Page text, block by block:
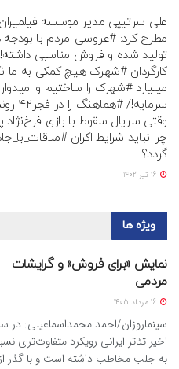
علی سرتیپی مدیر موسسه
مطرح کرد: #عروسی_مردم با بودجه
تولید شده و فروش مناسبی داشته!/
میلیارد #شهرک را ساختیم و
وقتی سریال سقوط با بازی
چرا نباید شرایط اکران
گردد؟
ویژه ها
نمایش «برای فروش» و گرایشات
مردمی
سینماروزان/احمد محمداسماعیلی: در
اخیر تئاتر ایرانی رویکرد متفاوت‌تری
به جلب مخاطب داشته است و با گذر